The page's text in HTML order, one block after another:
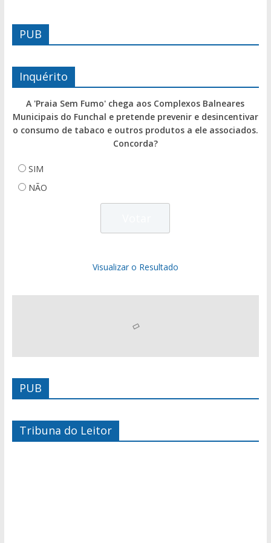
PUB
Inquérito
A 'Praia Sem Fumo' chega aos Complexos Balneares
Municipais do Funchal e pretende prevenir e desincentivar
o consumo de tabaco e outros produtos a ele associados.
Concorda?
SIM
NÃO
Visualizar o Resultado
PUB
Tribuna do Leitor